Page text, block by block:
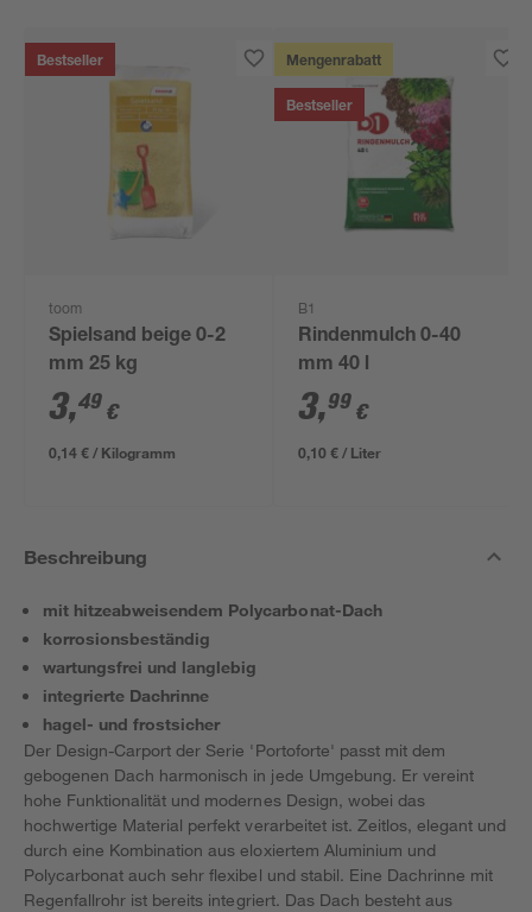
Bestseller
toom
Spielsand beige 0-2
mm 25 kg
3,49 €
0,14 € / Kilogramm
Mengenrabatt
Bestseller
B1
Rindenmulch 0-40
mm 40 l
3,99 €
0,10 € / Liter
Beschreibung
mit hitzeabweisendem Polycarbonat-Dach
korrosionsbeständig
wartungsfrei und langlebig
integrierte Dachrinne
hagel- und frostsicher
Der Design-Carport der Serie 'Portoforte' passt mit dem
gebogenen Dach harmonisch in jede Umgebung. Er vereint
hohe Funktionalität und modernes Design, wobei das
hochwertige Material perfekt verarbeitet ist. Zeitlos, elegant und
durch eine Kombination aus eloxiertem Aluminium und
Polycarbonat auch sehr flexibel und stabil. Eine Dachrinne mit
Regenfallrohr ist bereits integriert. Das Dach besteht aus